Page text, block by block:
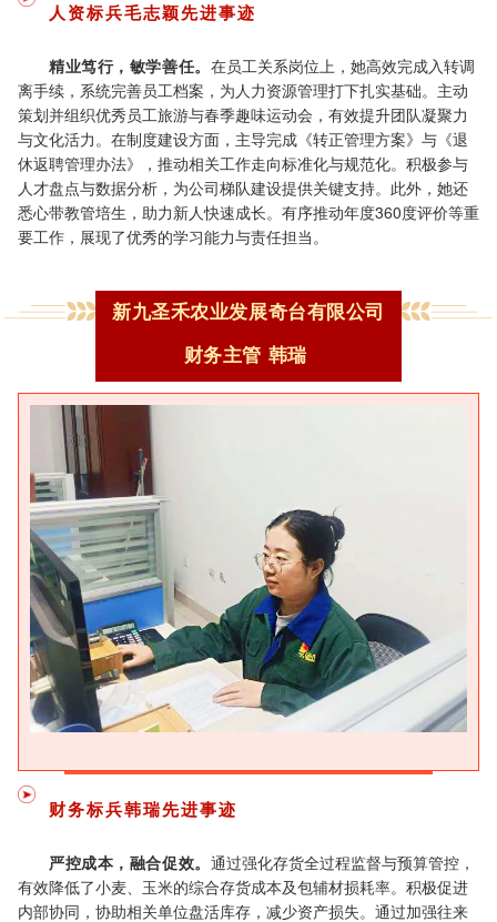
人资标兵毛志颖先进事迹
精业笃行，敏学善任。 在员工关系岗位上，她高效完成入转调
离手续，系统完善员工档案，为人力资源管理打下扎实基础。主动
策划并组织优秀员工旅游与春季趣味运动会，有效提升团队凝聚力
与文化活力。在制度建设方面，主导完成《转正管理方案》与《退
休返聘管理办法》，推动相关工作走向标准化与规范化。积极参与
人才盘点与数据分析，为公司梯队建设提供关键支持。此外，她还
悉心带教管培生，助力新人快速成长。有序推动年度360度评价等重
要工作，展现了优秀的学习能力与责任担当。
新九圣禾农业发展奇台有限公司
财务主管 韩瑞
财务标兵韩瑞先进事迹
严控成本，融合促效。 通过强化存货全过程监督与预算管控，
有效降低了小麦、玉米的综合存货成本及包辅材损耗率。积极促进
内部协同，协助相关单位盘活库存，减少资产损失。通过加强往来